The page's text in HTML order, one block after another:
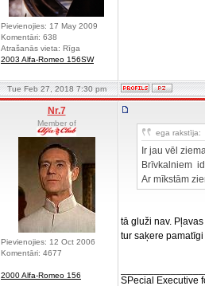
Pievienojies: 17 May 2009
Komentāri: 638
Atrašanās vieta: Rīga
2003 Alfa-Romeo 156SW
Tue Feb 27, 2018 7:30 pm
Nr.7
Member of
Pievienojies: 12 Oct 2006
Komentāri: 4677
2000 Alfa-Romeo 156
ega rakstīja:
Ir jau vēl
Brīvkalniem
Ar mīkstām
tā gluži nav.
tur saķere
SPecial Executive